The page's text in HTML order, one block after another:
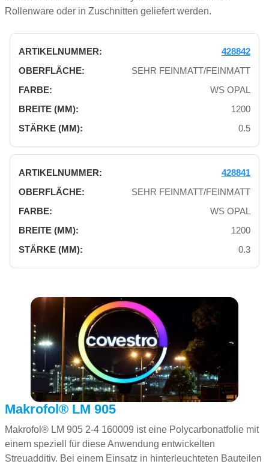
Rollenware oder in Zuschnitten geliefert werden.
428842
SEHR FEINMATT/FEINMATT
WS OPAL
1200
0.5
428841
SEHR FEINMATT/FEINMATT
WS OPAL
1200
0.3
Makrofol® LM 905
Makrofol® LM 905 2-4 160009 ist eine Polycarbonatfolie mit
einem speziell für diese Anwendung entwickelten
Streuadditiv. Bei einem Einsatz in hinterleuchteten Bauteilen